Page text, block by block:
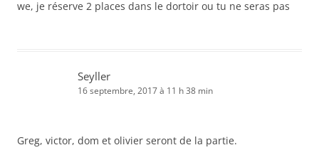
we, je réserve 2 places dans le dortoir ou tu ne seras pas
Seyller
16 septembre, 2017 à 11 h 38 min
Greg, victor, dom et olivier seront de la partie.